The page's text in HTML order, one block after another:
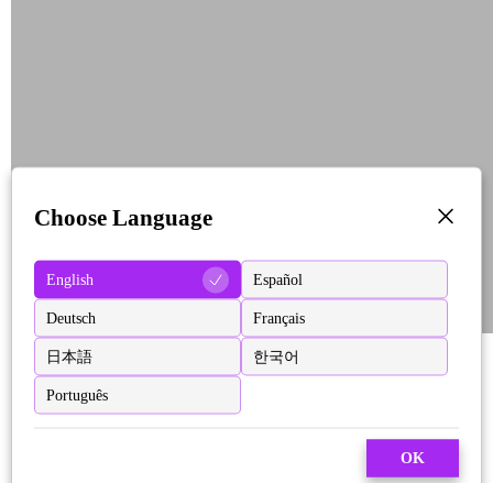
Choose Language
English Español
Deutsch Français
日本語 한국어
Português
OK